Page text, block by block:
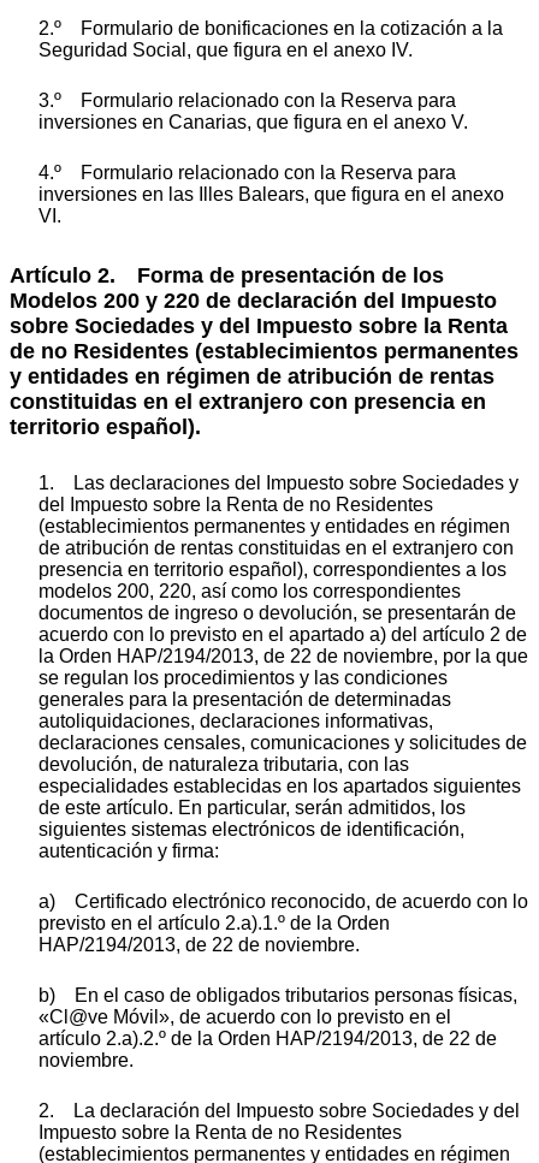
2.º Formulario de bonificaciones en la cotización a la
Seguridad Social, que figura en el anexo IV.
3.º Formulario relacionado con la Reserva para
inversiones en Canarias, que figura en el anexo V.
4.º Formulario relacionado con la Reserva para
inversiones en las Illes Balears, que figura en el anexo
VI.
Artículo 2. Forma de presentación de los
Modelos 200 y 220 de declaración del Impuesto
sobre Sociedades y del Impuesto sobre la Renta
de no Residentes (establecimientos permanentes
y entidades en régimen de atribución de rentas
constituidas en el extranjero con presencia en
territorio español).
1. Las declaraciones del Impuesto sobre Sociedades y
del Impuesto sobre la Renta de no Residentes
(establecimientos permanentes y entidades en régimen
de atribución de rentas constituidas en el extranjero con
presencia en territorio español), correspondientes a los
modelos 200, 220, así como los correspondientes
documentos de ingreso o devolución, se presentarán de
acuerdo con lo previsto en el apartado a) del artículo 2 de
la Orden HAP/2194/2013, de 22 de noviembre, por la que
se regulan los procedimientos y las condiciones
generales para la presentación de determinadas
autoliquidaciones, declaraciones informativas,
declaraciones censales, comunicaciones y solicitudes de
devolución, de naturaleza tributaria, con las
especialidades establecidas en los apartados siguientes
de este artículo. En particular, serán admitidos, los
siguientes sistemas electrónicos de identificación,
autenticación y firma:
a) Certificado electrónico reconocido, de acuerdo con lo
previsto en el artículo 2.a).1.º de la Orden
HAP/2194/2013, de 22 de noviembre.
b) En el caso de obligados tributarios personas físicas,
«Cl@ve Móvil», de acuerdo con lo previsto en el
artículo 2.a).2.º de la Orden HAP/2194/2013, de 22 de
noviembre.
2. La declaración del Impuesto sobre Sociedades y del
Impuesto sobre la Renta de no Residentes
(establecimientos permanentes y entidades en régimen